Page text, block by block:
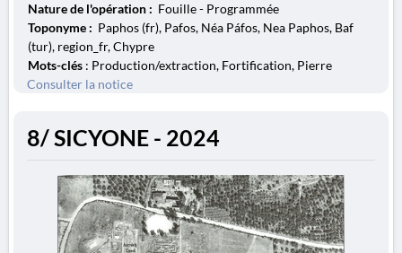
Nature de l'opération : Fouille - Programmée
Toponyme : Paphos (fr), Pafos, Néa Páfos, Nea Paphos, Baf
(tur), region_fr, Chypre
Mots-clés : Production/extraction, Fortification, Pierre
Consulter la notice
8/ SICYONE - 2024